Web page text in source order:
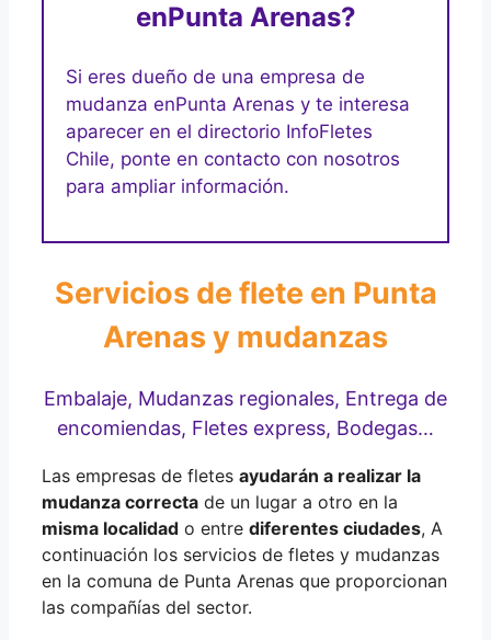
enPunta Arenas?
Si eres dueño de una empresa de
mudanza enPunta Arenas y te interesa
aparecer en el directorio InfoFletes
Chile, ponte en contacto con nosotros
para ampliar información.
Servicios de flete en Punta
Arenas y mudanzas
Embalaje, Mudanzas regionales, Entrega de
encomiendas, Fletes express, Bodegas…
Las empresas de fletes ayudarán a realizar la
mudanza correcta de un lugar a otro en la
misma localidad o entre diferentes ciudades, A
continuación los servicios de fletes y mudanzas
en la comuna de Punta Arenas que proporcionan
las compañías del sector.